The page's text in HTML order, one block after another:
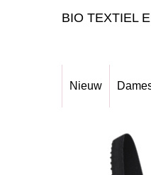
BIO TEXTIEL
Nieuw